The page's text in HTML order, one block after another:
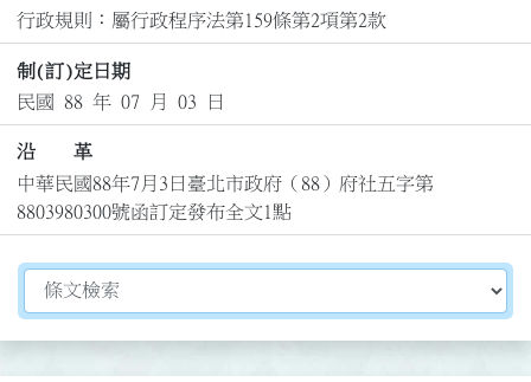
行政規則：屬行政程序法第159條第2項第2款
制(訂)定日期
民國 88 年 07 月 03 日
沿 革
中華民國88年7月3日臺北市政府（88）府社五字第
8803980300號函訂定發布全文1點
切換選擇法規資訊內容